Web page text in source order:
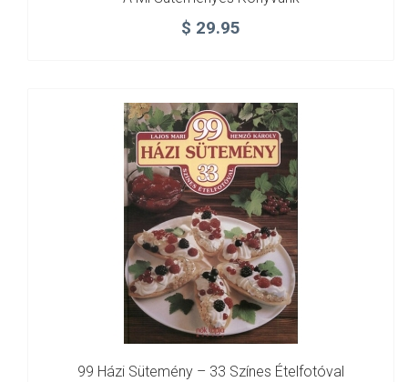
$ 29.95
99 Házi Sütemény – 33 Színes Ételfotóval